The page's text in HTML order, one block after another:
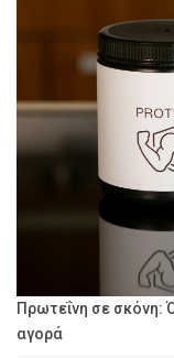
Πρωτεΐνη σε σκόνη:
αγορά